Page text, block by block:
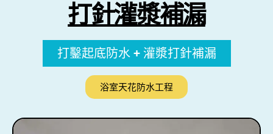
打針灌漿補漏
打鑿起底防水 + 灌漿打針補漏
浴室天花防水工程